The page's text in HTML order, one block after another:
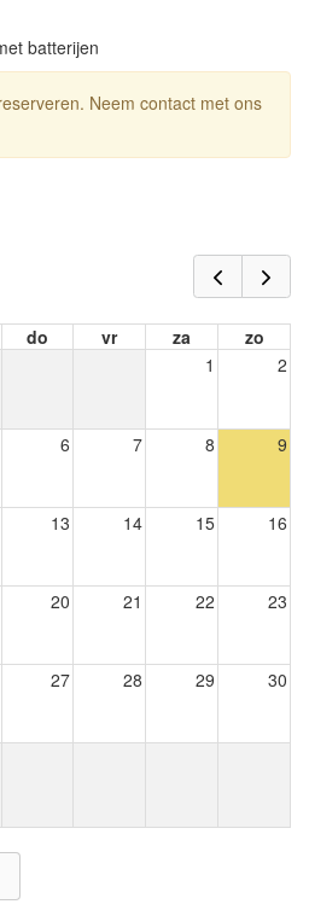
batterijen
Neem contact met ons
do vr za
zo
1
2
6 7 8 9
13 14 15 16
20 21 22 23
27 28 29 30